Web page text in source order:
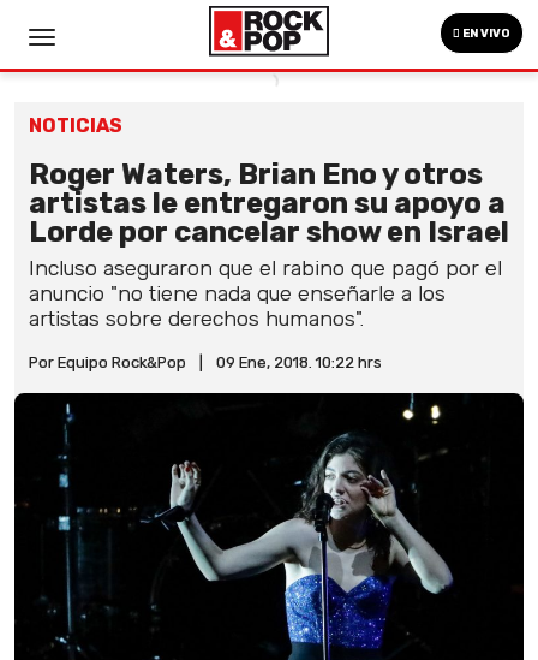
EN VIVO
NOTICIAS
Roger Waters, Brian Eno y otros
artistas le entregaron su apoyo a
Lorde por cancelar show en Israel
Incluso aseguraron que el rabino que pagó por el
anuncio "no tiene nada que enseñarle a los
artistas sobre derechos humanos".
Por Equipo Rock&Pop 09 Ene, 2018. 10:22 hrs